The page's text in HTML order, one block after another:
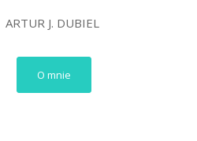
ARTUR J. DUBIEL
O mnie